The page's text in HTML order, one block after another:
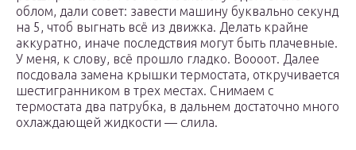
облом, дали совет: завести машину буквально секунд
на 5, чтоб выгнать всё из движка. Делать крайне
аккуратно, иначе последствия могут быть плачевные.
У меня, к слову, всё прошло гладко. Воооот. Далее
посдовала замена крышки термостата, откручивается
шестигранником в трех местах. Снимаем с
термостата два патрубка, в дальнем достаточно много
охлаждающей жидкости — слила.